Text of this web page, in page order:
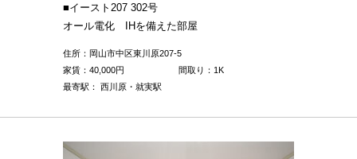
■イースト207 302号
オール電化 IHを備えた部屋
住所：岡山市中区東川原207-5
家賃： 40,000円
間取り：1K
最寄駅： 西川原・就実駅